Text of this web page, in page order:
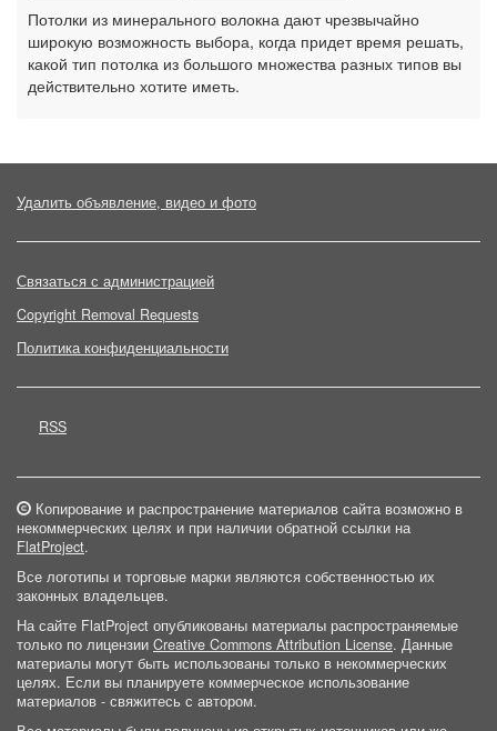
Потолки из минерального волокна дают чрезвычайно
широкую возможность выбора, когда придет время решать,
какой тип потолка из большого множества разных типов вы
действительно хотите иметь.
Удалить объявление, видео и фото
Связаться с администрацией
Copyright Removal Requests
Политика конфиденциальности
RSS
Копирование и распространение материалов сайта возможно в
некоммерческих целях и при наличии обратной ссылки на
FlatProject.
Все логотипы и торговые марки являются собственностью их
законных владельцев.
На сайте FlatProject опубликованы материалы распространяемые
только по лицензии Creative Commons Attribution License. Данные
материалы могут быть использованы только в некоммерческих
целях. Если вы планируете коммерческое использование
материалов - свяжитесь с автором.